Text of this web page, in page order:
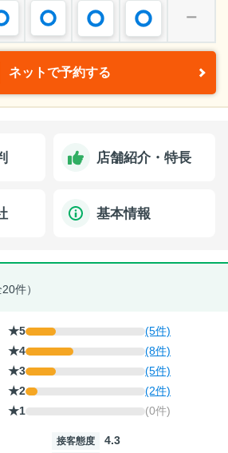
ー
ネットで予約する
店舗紹介・特長
基本情報
20件）
★5
(5件)
★4
(8件)
★3
(5件)
★2
(2件)
★1
(0件)
接客態度 4.3